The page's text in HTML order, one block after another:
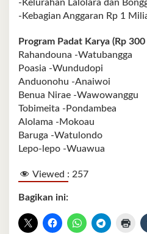
-Kelurahan Lalolara dan
-Kebagian Anggaran Rp 1
Program Padat Karya (Rp
Rahandouna -Watubangga
Poasia -Wundudopi
Anduonohu -Anaiwoi
Benua Nirae -Wawowanggu
Tobimeita -Pondambea
Alolama -Mokoau
Baruga -Watulondo
Lepo-lepo -Wuawua
Viewed : 257
Bagikan ini: